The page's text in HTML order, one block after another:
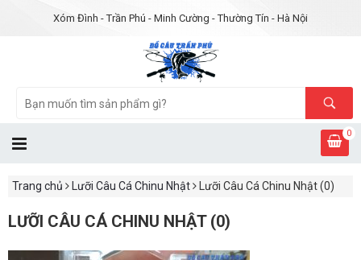
Xóm Đình - Trần Phú - Minh Cường - Thường Tín - Hà Nội
0
Trang chủ Lưỡi Câu Cá Chinu Nhật Lưỡi Câu Cá Chinu Nhật (0)
LƯỠI CÂU CÁ CHINU NHẬT (0)